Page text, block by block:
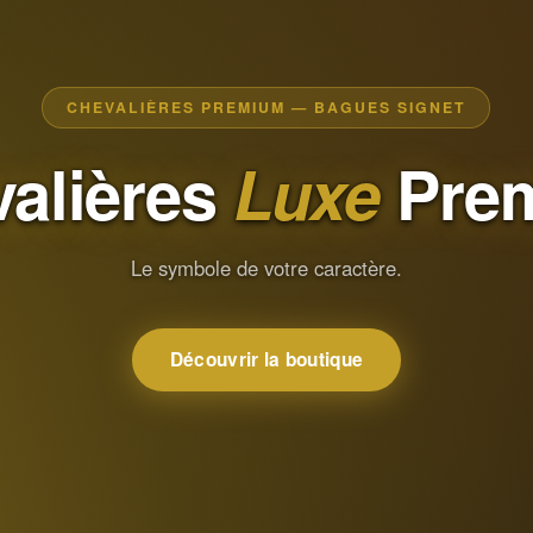
CHEVALIÈRES PREMIUM — BAGUES SIGNET
Luxe
Le symbole de votre caractère.
Découvrir la boutique